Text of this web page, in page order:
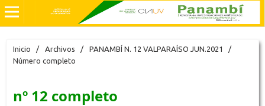
Inicio / Archivos / PANAMBÍ N. 12 VALPARAÍSO JUN.2021
/
Número completo
nº 12 completo